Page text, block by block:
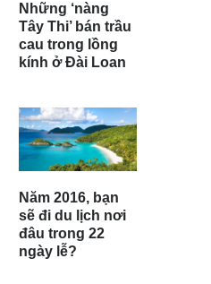
Những ‘nàng
Tây Thi’ bán trầu
cau trong lồng
kính ở Đài Loan
Năm 2016, bạn
sẽ đi du lịch nơi
đâu trong 22
ngày lễ?